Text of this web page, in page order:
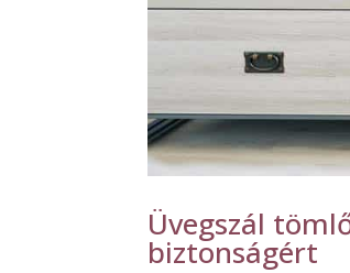
Üvegszál
biztonságért